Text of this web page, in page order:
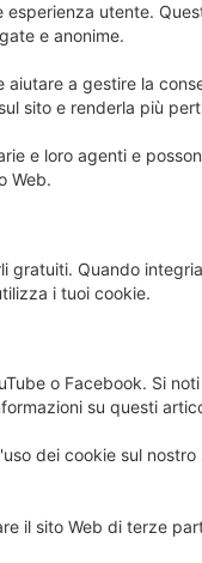
utente.
e anonime.
a gestire la
sito e renderla più
e loro agenti e
Web.
Quando
i tuoi cookie.
o Facebook. Si
su questi
dei cookie sul
il sito Web di terze